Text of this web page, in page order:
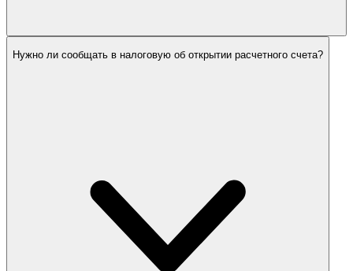
Нужно ли сообщать в налоговую об открытии расчетного счета?